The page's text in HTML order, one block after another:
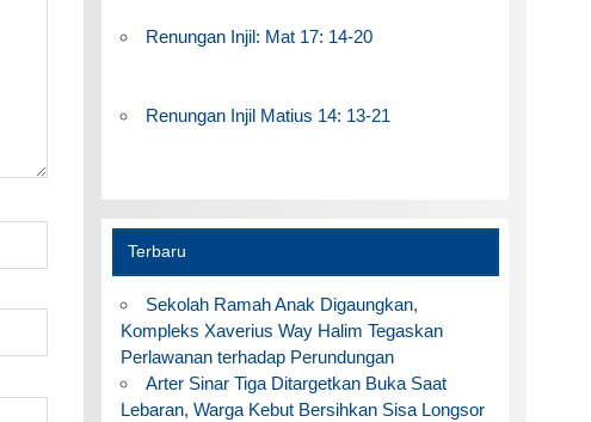
Renungan Injil: Mat 17: 14-20
Renungan Injil Matius 14: 13-21
Terbaru
Sekolah Ramah Anak Digaungkan,
Kompleks Xaverius Way Halim Tegaskan
Perlawanan terhadap Perundungan
Arter Sinar Tiga Ditargetkan Buka Saat
Lebaran, Warga Kebut Bersihkan Sisa Longsor